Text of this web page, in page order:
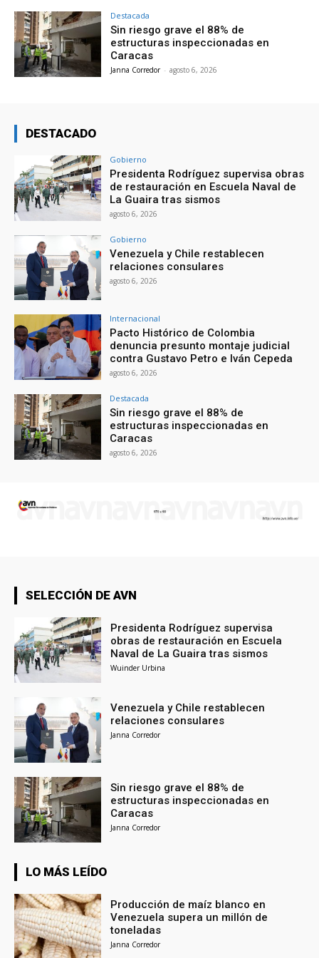
Destacada
Sin riesgo grave el 88% de
estructuras inspeccionadas en
Caracas
Janna Corredor - agosto 6, 2026
DESTACADO
Gobierno
Presidenta Rodríguez supervisa obras
de restauración en Escuela Naval de
La Guaira tras sismos
agosto 6, 2026
Gobierno
Venezuela y Chile restablecen
relaciones consulares
agosto 6, 2026
Internacional
Pacto Histórico de Colombia
denuncia presunto montaje judicial
contra Gustavo Petro e Iván Cepeda
agosto 6, 2026
Destacada
Sin riesgo grave el 88% de
estructuras inspeccionadas en
Caracas
agosto 6, 2026
SELECCIÓN DE AVN
Presidenta Rodríguez supervisa
obras de restauración en Escuela
Naval de La Guaira tras sismos
Wuinder Urbina
Venezuela y Chile restablecen
relaciones consulares
Janna Corredor
Sin riesgo grave el 88% de
estructuras inspeccionadas en
Caracas
Janna Corredor
LO MÁS LEÍDO
Producción de maíz blanco en
Venezuela supera un millón de
toneladas
Janna Corredor